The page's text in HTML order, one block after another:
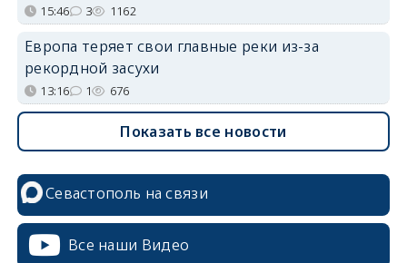
15:46 3 1162
Европа теряет свои главные реки из-за
рекордной засухи
13:16 1 676
Показать все новости
Севастополь на связи
Все наши Видео